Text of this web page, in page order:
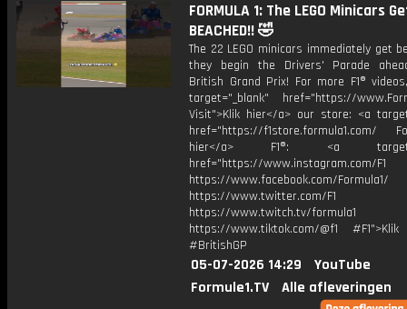
FORMULA 1: The LEGO Minicars
BEACHED!! 🤣
The 22 LEGO minicars immediately get
they begin the Drivers' Parade
British Grand Prix! For more F1®
target="_blank" href="https://
Visit">Klik hier</a> our store: <a
href="https://f1store.formula1.com/
hier</a> F1®: <a
href="https://www.instagram.com/F1
https://www.facebook.com/Formula1/
https://www.twitter.com/F1
https://www.twitch.tv/formula1
https://www.tiktok.com/@f1
#BritishGP
05-07-2026 14:29
YouTube
Formule1.TV
Alle afleveringen